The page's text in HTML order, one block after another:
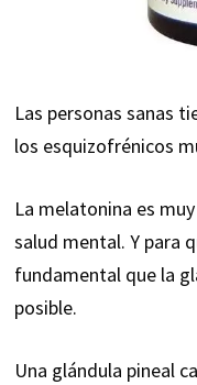
Las personas sanas
los esquizofrénicos
La melatonina es
salud mental. Y para
fundamental que la
posible.
Una glándula pineal